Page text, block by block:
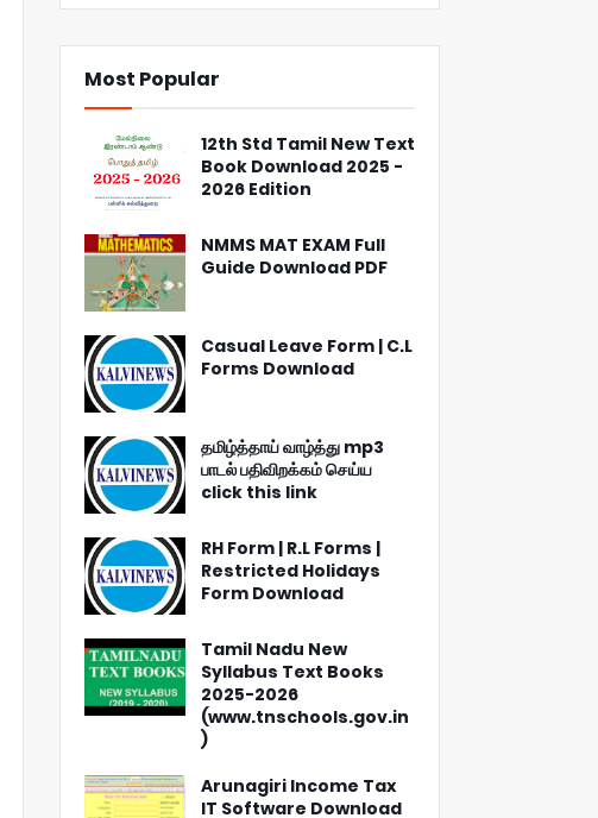
Most Popular
12th Std Tamil New Text
Book Download 2025 -
2026 Edition
NMMS MAT EXAM Full
Guide Download PDF
Casual Leave Form | C.L
Forms Download
தமிழ்த்தாய் வாழ்த்து mp3
பாடல் பதிவிறக்கம் செய்ய
click this link
RH Form | R.L Forms |
Restricted Holidays
Form Download
Tamil Nadu New
Syllabus Text Books
2025-2026
(www.tnschools.gov.in
)
Arunagiri Income Tax
IT Software Download